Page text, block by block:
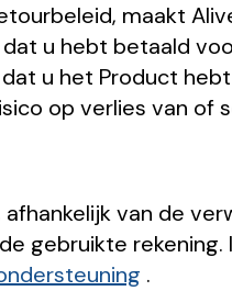
maakt
u hebt betaald
u het Product
op verlies van
van de
gebruikte
.